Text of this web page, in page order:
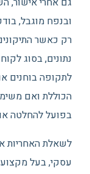
ובנפח מוגבל,
רק כאשר
נתונים, בסוג
לתקופה בוחנים
הכוללת ואם
בפועל להחלטה
לשאלת האחריות
עסקי, בעל